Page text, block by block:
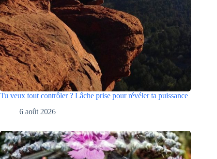
Tu veux tout contrôler ? Lâche prise pour révéler ta puissance
6 août 2026